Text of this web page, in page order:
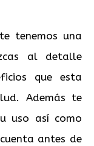
tenemos una
al detalle
que esta
Además te
uso así como
antes de